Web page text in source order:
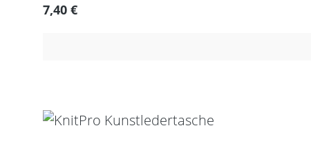
Regulärer Preis:
7,40 €